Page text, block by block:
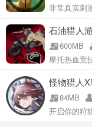
非常真实刺
石油猎人
600MB
摩托热血竞
怪物猎人
84MB
开启你的狩